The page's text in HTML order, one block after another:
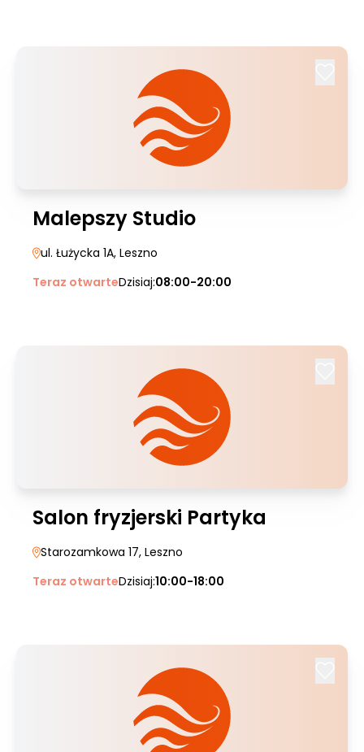
Malepszy Studio
ul. Łużycka 1A, Leszno
Teraz otwarteDzisiaj:08:00-20:00
Salon fryzjerski Partyka
Starozamkowa 17, Leszno
Teraz otwarteDzisiaj:10:00-18:00